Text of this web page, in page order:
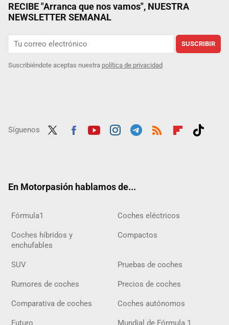
RECIBE "Arranca que nos vamos", NUESTRA
NEWSLETTER SEMANAL
SUSCRIBIR
Suscribiéndote aceptas nuestra política de privacidad
Síguenos
En Motorpasión hablamos de...
Fórmula1 Coches eléctricos
Coches híbridos y
enchufables
Compactos
SUV Pruebas de coches
Rumores de coches Precios de coches
Comparativa de coches Coches autónomos
Futuro Mundial de Fórmula 1